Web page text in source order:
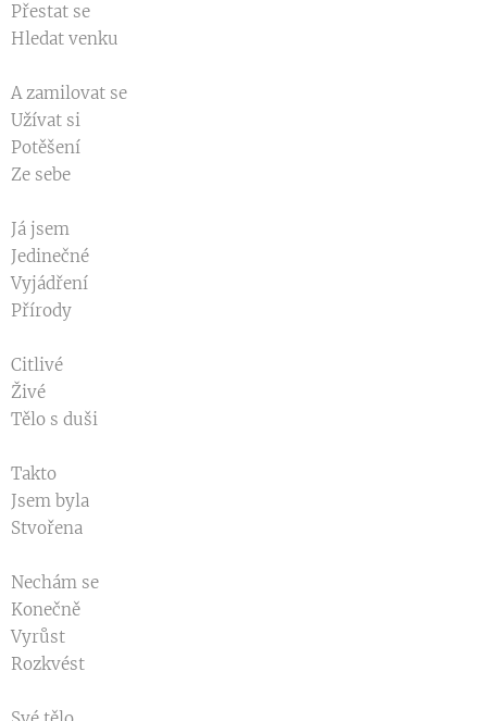
Přestat se
Hledat venku
A zamilovat se
Užívat si
Potěšení
Ze sebe
Já jsem
Jedinečné
Vyjádření
Přírody
Citlivé
Živé
Tělo s duši
Takto
Jsem byla
Stvořena
Nechám se
Konečně
Vyrůst
Rozkvést